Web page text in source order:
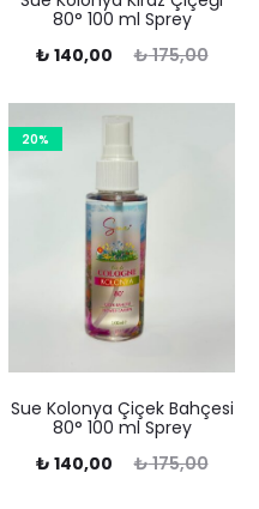
80° 100 ml Sprey
₺175,00
Orijinal
₺ 175,00.
₺ 140,00
Şu
fiyat:
20%
Sue Kolonya Çiçek Bahçesi
80° 100 ml Sprey
₺175,00
Orijinal
₺ 140,00
Şu